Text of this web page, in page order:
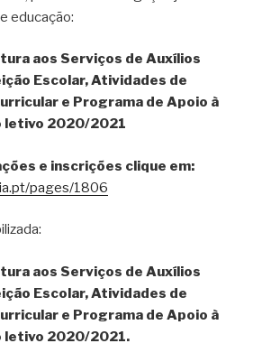
educação:
aos Serviços de Auxílios
Escolar, Atividades de
e Programa de Apoio à
letivo 2020/2021
e inscrições clique em:
pages/1806
aos Serviços de Auxílios
Escolar, Atividades de
e Programa de Apoio à
letivo 2020/2021.